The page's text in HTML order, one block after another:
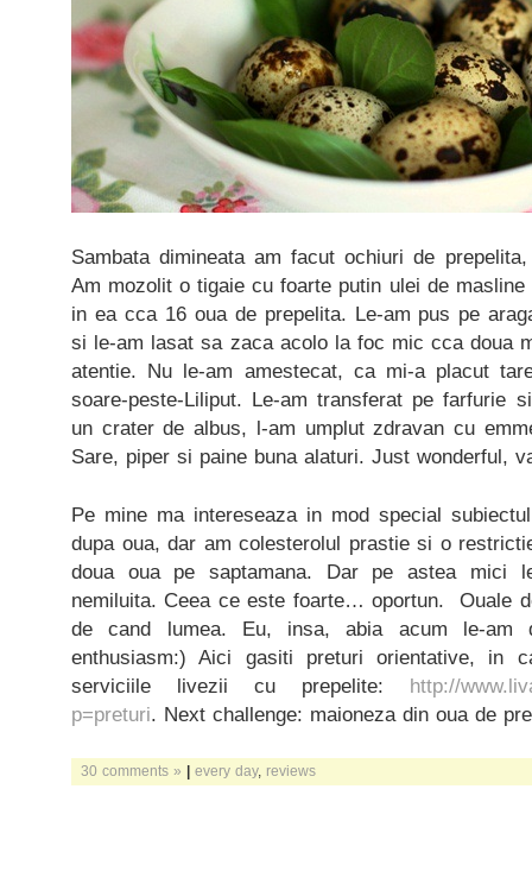
Sambata dimineata am facut ochiuri de
Am mozolit o tigaie cu foarte putin ulei de
in ea cca 16 oua de prepelita. Le-am pus pe
si le-am lasat sa zaca acolo la foc mic cca doua
atentie. Nu le-am amestecat, ca mi-a placut
soare-peste-Liliput. Le-am transferat pe farfurie
un crater de albus, l-am umplut zdravan cu
Sare, piper si paine buna alaturi. Just wonderful,
Pe mine ma intereseaza in mod special
dupa oua, dar am colesterolul prastie si o
doua oua pe saptamana. Dar pe astea mici
nemiluita. Ceea ce este foarte… oportun. Ouale
de cand lumea. Eu, insa, abia acum le-am
enthusiasm:) Aici gasiti preturi orientative, in
serviciile livezii cu prepelite: http://
p=preturi. Next challenge: maioneza din oua de
30 comments » | every day, reviews